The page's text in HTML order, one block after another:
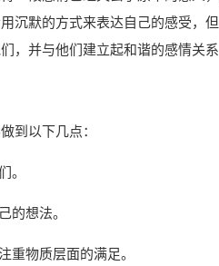
沉默的方式来表达自己的感受，
，并与他们建立起和谐的感情关系
到以下几点：
。
的想法。
重物质层面的满足。